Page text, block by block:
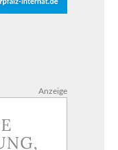
Anzeige